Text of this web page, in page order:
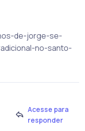
de-jorge-se-
no-santo-
Acesse para
responder